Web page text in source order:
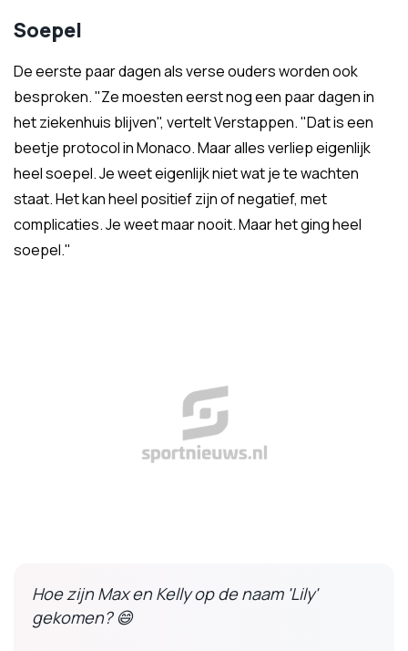
Soepel
De eerste paar dagen als verse ouders worden ook
besproken. "Ze moesten eerst nog een paar dagen in
het ziekenhuis blijven", vertelt Verstappen. "Dat is een
beetje protocol in Monaco. Maar alles verliep eigenlijk
heel soepel. Je weet eigenlijk niet wat je te wachten
staat. Het kan heel positief zijn of negatief, met
complicaties. Je weet maar nooit. Maar het ging heel
soepel."
Hoe zijn Max en Kelly op de naam 'Lily'
gekomen? 😄